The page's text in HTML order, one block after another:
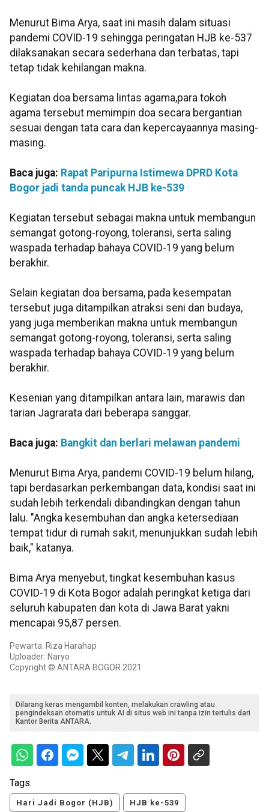
Menurut Bima Arya, saat ini masih dalam situasi
pandemi COVID-19 sehingga peringatan HJB ke-537
dilaksanakan secara sederhana dan terbatas, tapi
tetap tidak kehilangan makna.
Kegiatan doa bersama lintas agama,para tokoh
agama tersebut memimpin doa secara bergantian
sesuai dengan tata cara dan kepercayaannya masing-
masing.
Baca juga: Rapat Paripurna Istimewa DPRD Kota
Bogor jadi tanda puncak HJB ke-539
Kegiatan tersebut sebagai makna untuk membangun
semangat gotong-royong, toleransi, serta saling
waspada terhadap bahaya COVID-19 yang belum
berakhir.
Selain kegiatan doa bersama, pada kesempatan
tersebut juga ditampilkan atraksi seni dan budaya,
yang juga memberikan makna untuk membangun
semangat gotong-royong, toleransi, serta saling
waspada terhadap bahaya COVID-19 yang belum
berakhir.
Kesenian yang ditampilkan antara lain, marawis dan
tarian Jagrarata dari beberapa sanggar.
Baca juga: Bangkit dan berlari melawan pandemi
Menurut Bima Arya, pandemi COVID-19 belum hilang,
tapi berdasarkan perkembangan data, kondisi saat ini
sudah lebih terkendali dibandingkan dengan tahun
lalu. "Angka kesembuhan dan angka ketersediaan
tempat tidur di rumah sakit, menunjukkan sudah lebih
baik," katanya.
Bima Arya menyebut, tingkat kesembuhan kasus
COVID-19 di Kota Bogor adalah peringkat ketiga dari
seluruh kabupaten dan kota di Jawa Barat yakni
mencapai 95,87 persen.
Pewarta: Riza Harahap
Uploader: Naryo
Copyright © ANTARA BOGOR 2021
Dilarang keras mengambil konten, melakukan crawling atau
pengindeksan otomatis untuk AI di situs web ini tanpa izin tertulis dari
Kantor Berita ANTARA.
Tags:
Hari Jadi Bogor (HJB) HJB ke-539